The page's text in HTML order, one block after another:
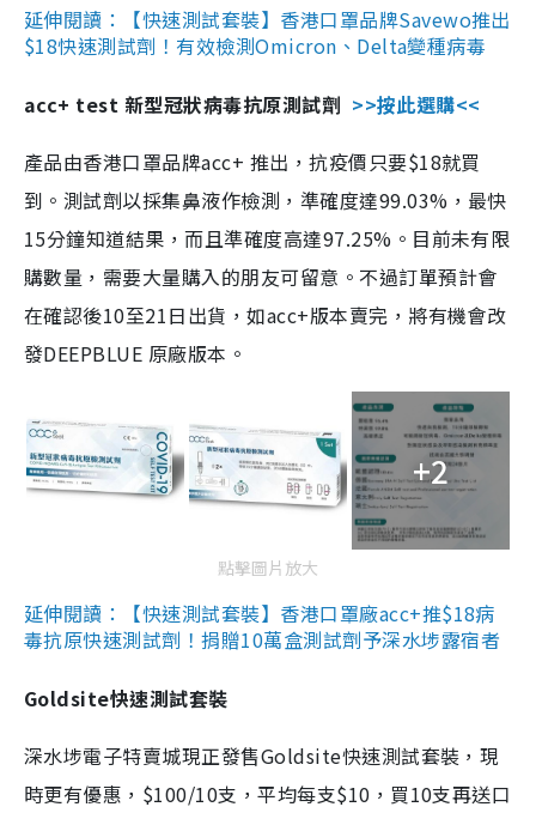
延伸閱讀：【快速測試套裝】香港口罩品牌Savewo推出
$18快速測試劑！有效檢測Omicron、Delta變種病毒
acc+ test 新型冠狀病毒抗原測試劑 >>按此選購<<
產品由香港口罩品牌acc+ 推出，抗疫價只要$18就買
到。測試劑以採集鼻液作檢測，準確度達99.03%，最快
15分鐘知道結果，而且準確度高達97.25%。目前未有限
購數量，需要大量購入的朋友可留意。不過訂單預計會
在確認後10至21日出貨，如acc+版本賣完，將有機會改
發DEEPBLUE 原廠版本。
+2
點擊圖片放大
延伸閱讀：【快速測試套裝】香港口罩廠acc+推$18病
毒抗原快速測試劑！捐贈10萬盒測試劑予深水埗露宿者
Goldsite快速測試套裝
深水埗電子特賣城現正發售Goldsite快速測試套裝，現
時更有優惠，$100/10支，平均每支$10，買10支再送口